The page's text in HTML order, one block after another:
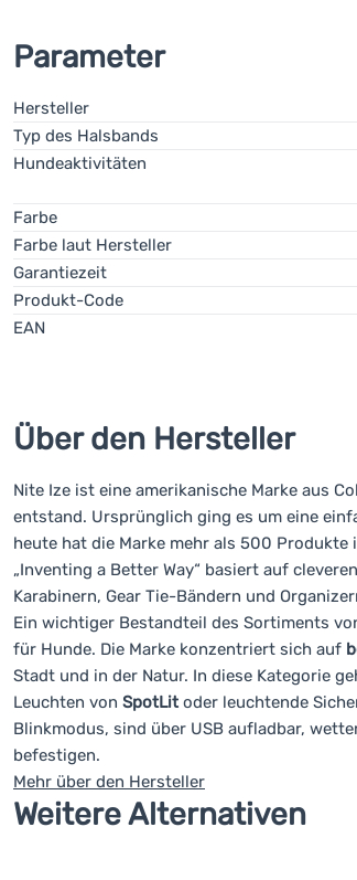
Parameter
Hersteller
Typ des Halsbands
Hundeaktivitäten
Farbe
Farbe laut Hersteller
Garantiezeit
Produkt-Code
EAN
Über den Hersteller
Nite Ize ist eine amerikanische Marke aus
entstand. Ursprünglich ging es um eine
heute hat die Marke mehr als 500
„Inventing a Better Way“ basiert auf
Karabinern, Gear Tie-Bändern und
Ein wichtiger Bestandteil des Sortiments
für Hunde. Die Marke konzentriert sich auf
Stadt und in der Natur. In diese Kategorie
Leuchten von SpotLit oder leuchtende
Blinkmodus, sind über USB aufladbar,
befestigen.
Mehr über den Hersteller
Weitere Alternativen